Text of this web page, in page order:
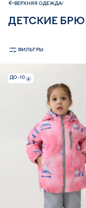
ВЕРХНЯЯ ОДЕЖДА
ДЕТСКИЕ
ФИЛЬТРЫ
ДО -10